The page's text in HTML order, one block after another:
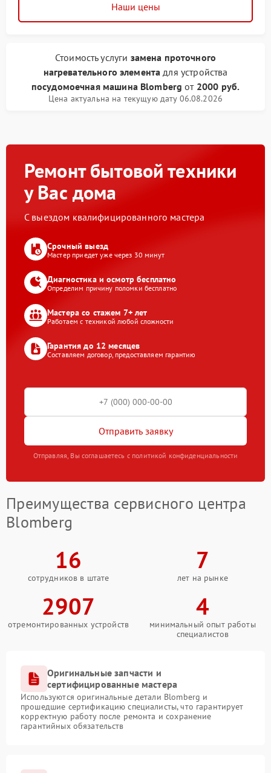
Наши цены
Стоимость услуги замена проточного
нагревательного элемента для устройства
посудомоечная машина Blomberg от 2000 руб.
Цена актуальна на текущую дату 06.08.2026
Ремонт бытовой техники
у Вас дома
С выездом квалифицированного мастера
Срочный выезд
Мастер приедет уже через 30 минут
Диагностика и осмотр бесплатно
Определим причину поломки бесплатно
Мастера со стажем 7+ лет
Работаем с техникой любой сложности
Гарантия до 12 месяцев
Составляем договор, предоставляем гарантию
Отправить заявку
Отправляя, Вы соглашаетесь с политикой конфиденциальности
Преимущества сервисного центра
Blomberg
16
сотрудников в штате
7
лет на рынке
2907
отремонтированных устройств
4
минимальный опыт работы
специалистов
Оригинальные запчасти и
сертифицированные мастера
Используются оригинальные детали Blomberg и
прошедшие сертификацию специалисты, что гарантирует
корректную работу после ремонта и сохранение
гарантийных обязательств